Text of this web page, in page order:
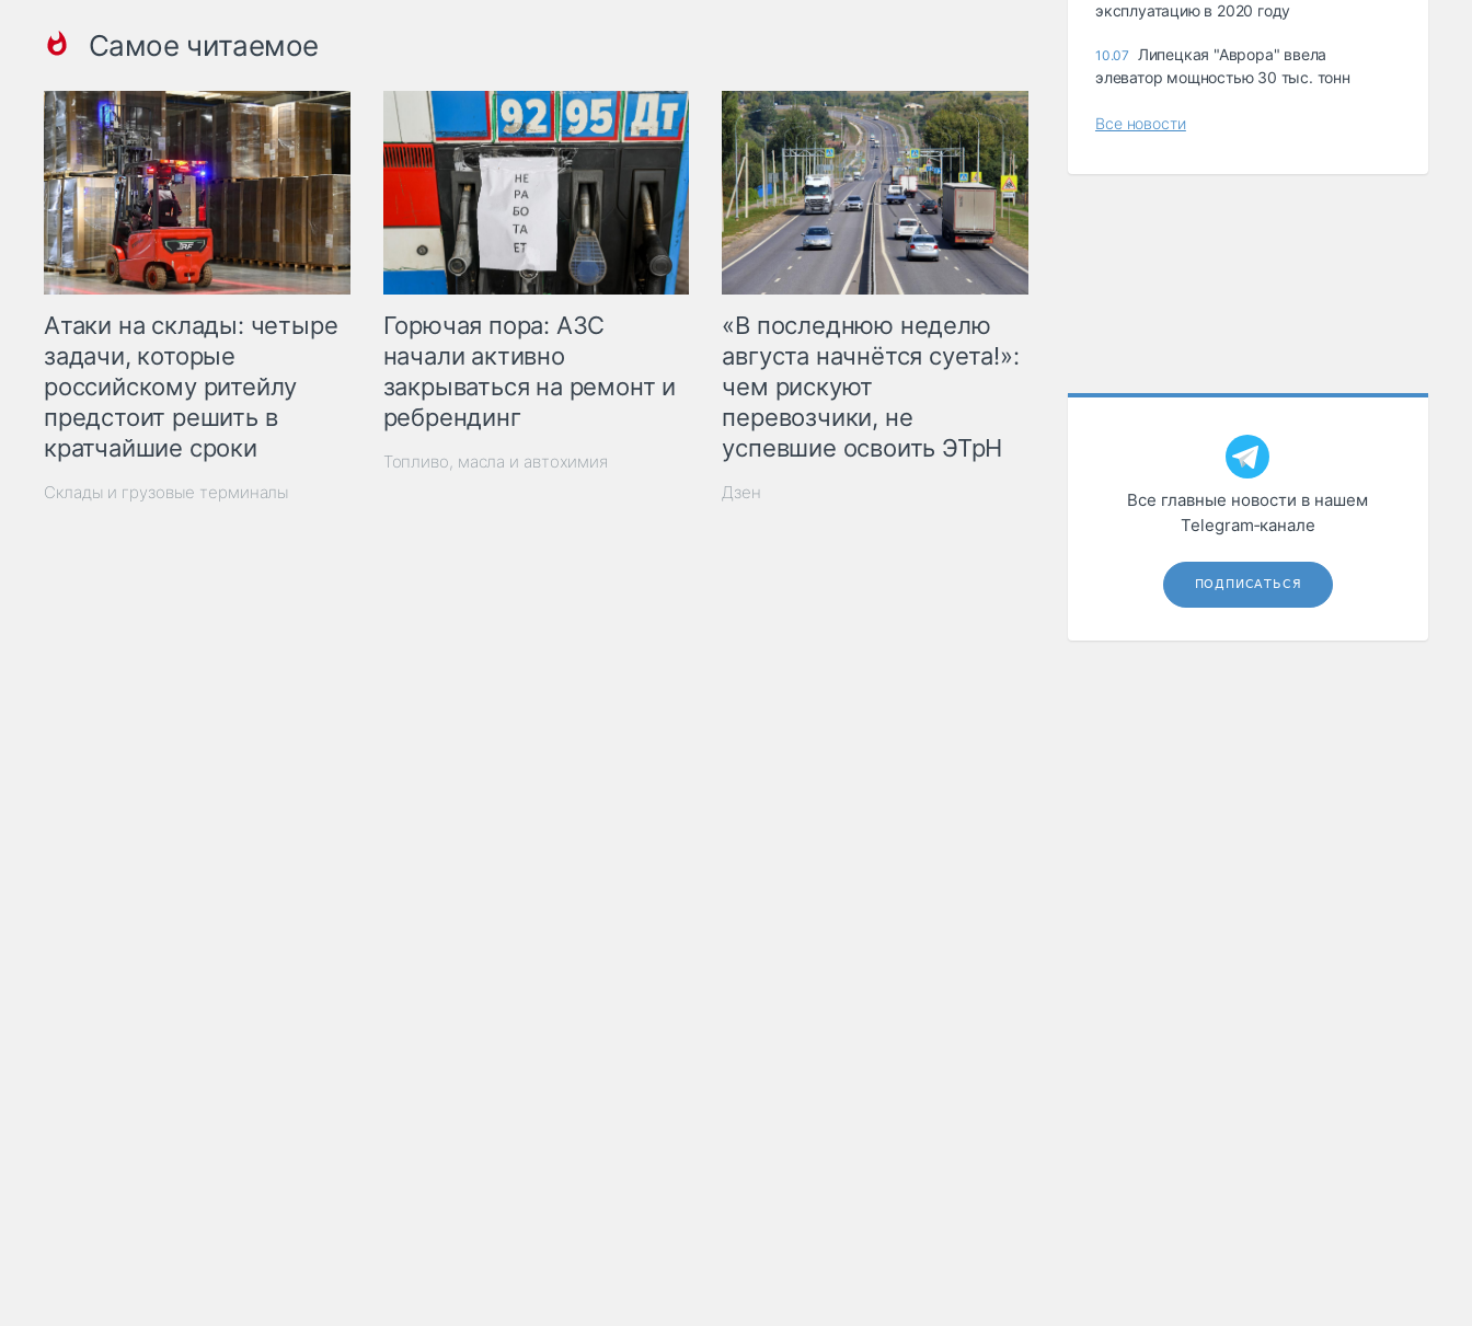
Самое читаемое
Атаки на склады: четыре
задачи, которые
российскому ритейлу
предстоит решить в
кратчайшие сроки
Склады и грузовые терминалы
Горючая пора: АЗС
начали активно
закрываться на ремонт и
ребрендинг
Топливо, масла и автохимия
«В последнюю неделю
августа начнётся суета!»:
чем рискуют
перевозчики, не
успевшие освоить ЭТрН
Дзен
эксплуатацию в 2020 году
10.07
Липецкая "Аврора" ввела
элеватор мощностью 30 тыс. тонн
Все новости
Все главные новости в нашем
Telegram‑канале
ПОДПИСАТЬСЯ